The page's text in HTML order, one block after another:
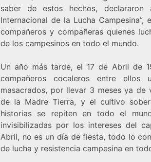
saber de estos hechos,
Internacional de la Lucha
compañeros y compañeras quienes
de los campesinos en todo el mundo.
Un año más tarde, el 17 de Abril de
compañeros cocaleros entre
masacrados, por llevar 3 meses ya
de la Madre Tierra, y el cultivo
historias se repiten en todo el
invisibilizadas por los intereses del
Abril, no es un día de fiesta, todo lo
de lucha y resistencia campesina en